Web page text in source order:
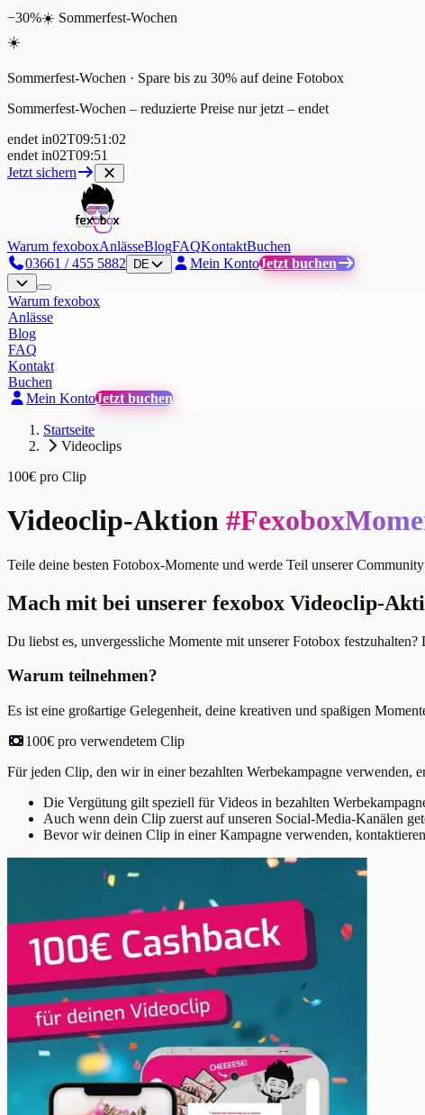
−30%☀️ Sommerfest-Wochen
☀️
Sommerfest-Wochen · Spare bis zu 30% auf deine Fotobox
Sommerfest-Wochen – reduzierte Preise nur jetzt – endet
endet in02T09:51 :01
endet in02T09:51
Jetzt sichern
Warum fexoboxAnlässeBlogFAQKontaktBuchen
03661 / 455 5882
DE Mein KontoJetzt buchen
Warum fexobox
Anlässe
Blog
FAQ
Kontakt
Buchen
Mein KontoJetzt buchen
Startseite
Videoclips
100€ pro Clip
Videoclip-Aktion
Teile deine besten Fotobox-Momente und werde Teil unserer
Mach mit bei unserer fexobox Videoclip-
Du liebst es, unvergessliche Momente mit unserer Fotobox
Warum teilnehmen?
Es ist eine großartige Gelegenheit, deine kreativen und spaßigen
100€ pro verwendetem Clip
Für jeden Clip, den wir in einer bezahlten Werbekampagne verwenden,
Die Vergütung gilt speziell für Videos in bezahlten
Auch wenn dein Clip zuerst auf unseren Social-Media-Kanälen
Bevor wir deinen Clip in einer Kampagne verwenden,